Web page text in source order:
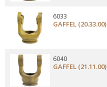
GAFFEL (20.33.00)
6033
GAFFEL (21.11.00)
6040